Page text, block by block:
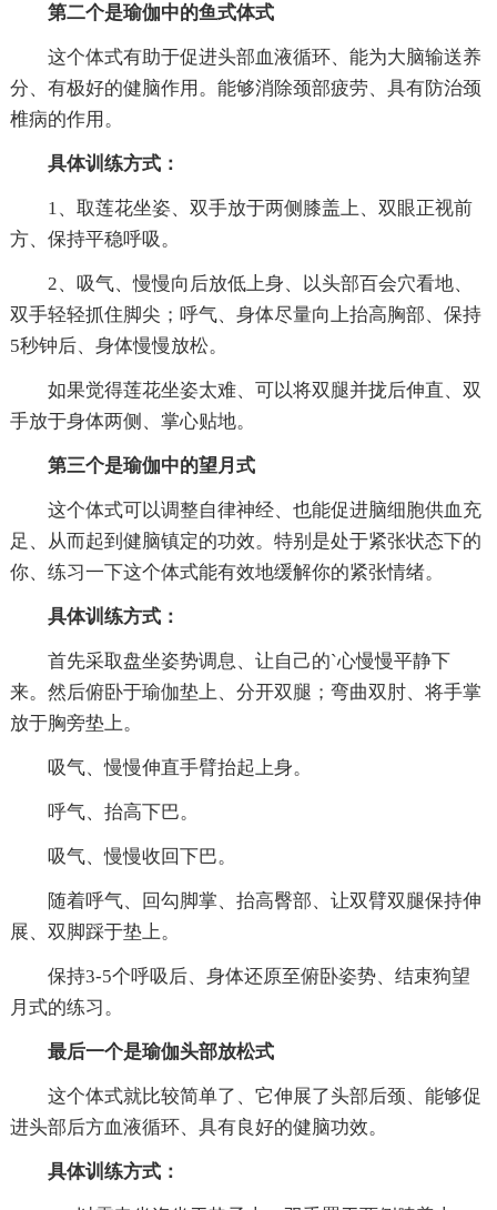
第二个是瑜伽中的鱼式体式
这个体式有助于促进头部血液循环、能为大脑输送养
分、有极好的健脑作用。能够消除颈部疲劳、具有防治颈
椎病的作用。
具体训练方式：
1、取莲花坐姿、双手放于两侧膝盖上、双眼正视前
方、保持平稳呼吸。
2、吸气、慢慢向后放低上身、以头部百会穴看地、
双手轻轻抓住脚尖；呼气、身体尽量向上抬高胸部、保持
5秒钟后、身体慢慢放松。
如果觉得莲花坐姿太难、可以将双腿并拢后伸直、双
手放于身体两侧、掌心贴地。
第三个是瑜伽中的望月式
这个体式可以调整自律神经、也能促进脑细胞供血充
足、从而起到健脑镇定的功效。特别是处于紧张状态下的
你、练习一下这个体式能有效地缓解你的紧张情绪。
具体训练方式：
首先采取盘坐姿势调息、让自己的`心慢慢平静下
来。然后俯卧于瑜伽垫上、分开双腿；弯曲双肘、将手掌
放于胸旁垫上。
吸气、慢慢伸直手臂抬起上身。
呼气、抬高下巴。
吸气、慢慢收回下巴。
随着呼气、回勾脚掌、抬高臀部、让双臂双腿保持伸
展、双脚踩于垫上。
保持3-5个呼吸后、身体还原至俯卧姿势、结束狗望
月式的练习。
最后一个是瑜伽头部放松式
这个体式就比较简单了、它伸展了头部后颈、能够促
进头部后方血液循环、具有良好的健脑功效。
具体训练方式：